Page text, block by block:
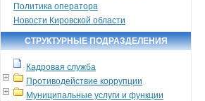
Политика оператора
Новости Кировской области
СТРУКТУРНЫЕ ПОДРАЗДЕЛЕНИЯ
Кадровая служба
Противодействие коррупции
Муниципальные услуги и функции